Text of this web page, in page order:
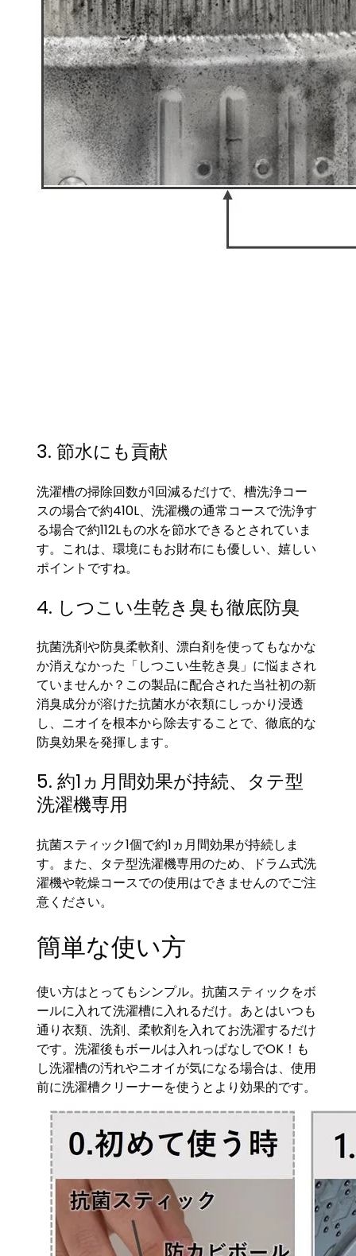
3. 節水にも貢献
洗濯槽の掃除回数が1回減るだけで、槽洗浄コー
スの場合で約410L、洗濯機の通常コースで洗浄す
る場合で約112Lもの水を節水できるとされていま
す。これは、環境にもお財布にも優しい、嬉しい
ポイントですね。
4. しつこい生乾き臭も徹底防臭
抗菌洗剤や防臭柔軟剤、漂白剤を使ってもなかな
か消えなかった「しつこい生乾き臭」に悩まされ
ていませんか？この製品に配合された当社初の新
消臭成分が溶けた抗菌水が衣類にしっかり浸透
し、ニオイを根本から除去することで、徹底的な
防臭効果を発揮します。
5. 約1ヵ月間効果が持続、タテ型
洗濯機専用
抗菌スティック1個で約1ヵ月間効果が持続しま
す。また、タテ型洗濯機専用のため、ドラム式洗
濯機や乾燥コースでの使用はできませんのでご注
意ください。
簡単な使い方
使い方はとってもシンプル。抗菌スティックをボ
ールに入れて洗濯槽に入れるだけ。あとはいつも
通り衣類、洗剤、柔軟剤を入れてお洗濯するだけ
です。洗濯後もボールは入れっぱなしでOK！も
し洗濯槽の汚れやニオイが気になる場合は、使用
前に洗濯槽クリーナーを使うとより効果的です。